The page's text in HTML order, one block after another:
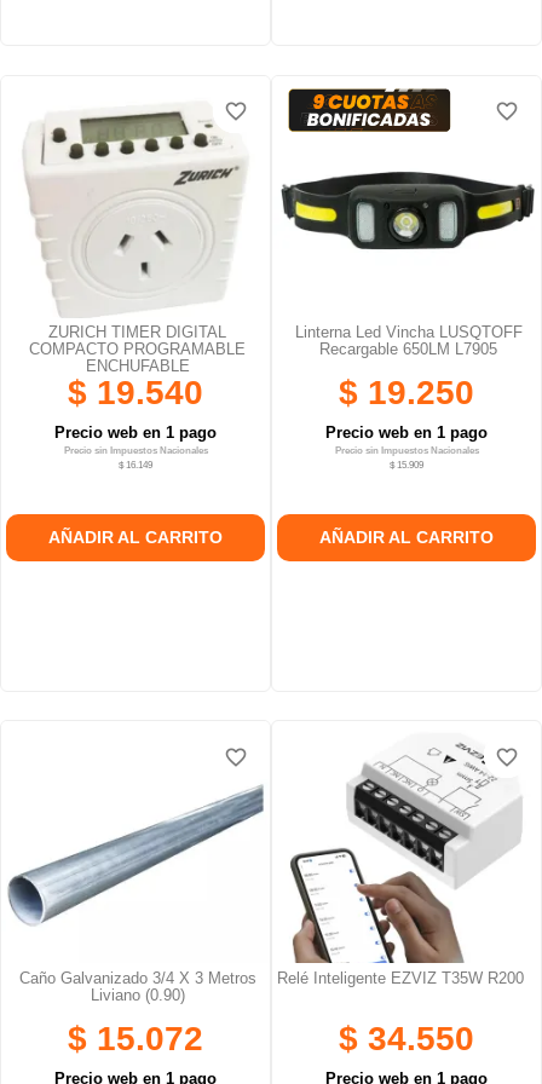
ZURICH TIMER DIGITAL
COMPACTO PROGRAMABLE
ENCHUFABLE
$ 19.540
Precio web en 1 pago
Precio sin Impuestos Nacionales
$ 16.149
AÑADIR AL CARRITO
favorite_border
favorite_border
favorite_border
Linterna Led Vincha LUSQTOFF
Recargable 650LM L7905
$ 19.250
Precio web en 1 pago
Precio sin Impuestos Nacionales
$ 15.909
AÑADIR AL CARRITO
favorite_border
favorite_border
favorite_border
Caño Galvanizado 3/4 X 3 Metros
Liviano (0.90)
$ 15.072
Precio web en 1 pago
favorite_border
favorite_border
favorite_border
Relé Inteligente EZVIZ T35W R200
$ 34.550
Precio web en 1 pago
favorite_border
favorite_border
favorite_border